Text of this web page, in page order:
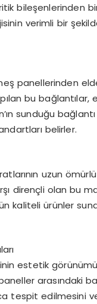
bileşenlerinden
verimli bir
panellerinden
bu bağlantılar,
sunduğu bağlantı
belirler.
uzun
dirençli olan bu
kaliteli ürünler
estetik
arasındaki
tespit edilmesini